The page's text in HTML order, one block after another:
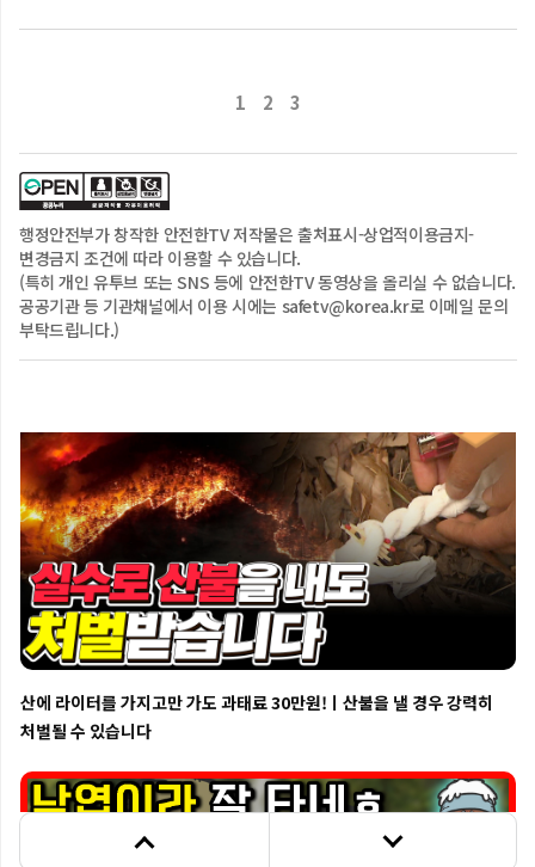
만일 시간이 부족해 대피하지 못한 경우, 119에 자신의 고립사실을 신고한
다음은 주택가로 산불이 확산될 경우 행동수칙을 알아보겠습니다.
날아온 불씨가 옮겨 붙지 않도록 집이나 창고 주위에 물을 지속해서
뿌려주며 출입문과 창문을 닫고 가연물질은 모두 제거합니다.
만약, 주민대피령이 발령되면 논, 밭, 학교, 공터, 마을 회관 등 산불의
확산범위를 고려하여 안전한 장소로 대피하고, 이 때 혹시라도 대피하지
않은 이웃이 있는지 확인하고, 위험상황을 알려준 뒤, 함께 대피합니다.
안전한 장소로 대피했다면 재난방송 등 산불상황을 알리는 정보를
지속해서 청취하며 사태를 예의 주시해야 합니다.
산불은 무엇보다 예방이 최선입니다.
대부분의 사람들이 '나는 괜찮겠지' 하는 안일한 생각에서 대형 산불이
수도 있는 산불.
소중한 우리의 생명까지도 위협받지 않기 위해선 산불 예방
국민행동수칙을 숙지하고 단 한 번의 산불이라도 발생하지 않도록 함께
노력해야 할 것입니다.
1 2 3
행정안전부가 창작한 안전한TV 저작물은출처표시-상업적이용금지-
변경금지 조건에 따라 이용할 수 있습니다.
(특히 개인 유투브 또는 SNS 등에 안전한TV 동영상을 올리실 수 없습니다.
공공기관 등 기관채널에서 이용 시에는 safetv@korea.kr로 이메일 문의
부탁드립니다.)
산불 예방 및 행동요령
산에 라이터를 가지고만 가도 과태료 30만원!ㅣ산불을 낼 경우 강력히
처벌될 수 있습니다